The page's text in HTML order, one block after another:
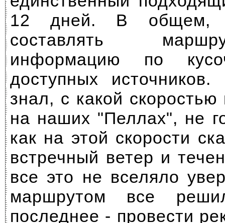
12 дней. В общем,
составлять
информацию по
доступных
знал, с какой
на наших "Пеллах", не
как на этой скорости
встречный ветер и
все это не вселяло
маршрутом все
последнее - провести